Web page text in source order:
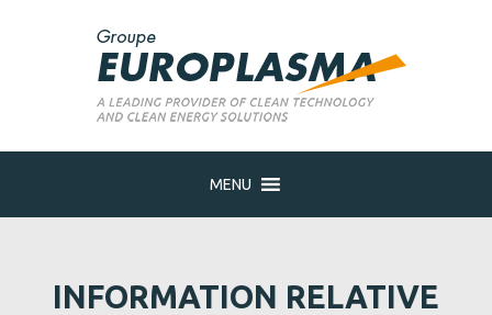
MENU
INFORMATION RELATIVE